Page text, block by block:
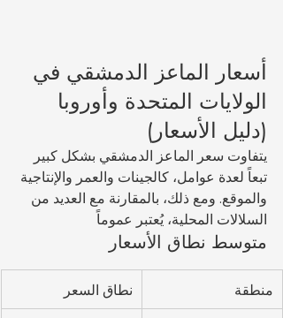
أسعار الماعز الدمشقي في
الولايات المتحدة وأوروبا
(دليل الأسعار)
يتفاوت سعر الماعز الدمشقي بشكل كبير
تبعاً لعدة عوامل، كالجينات والعمر والإنتاجية
والموقع. ومع ذلك، بالمقارنة مع العديد من
السلالات المحلية، يُعتبر عموماً
متوسط نطاق الأسعار
منطقة نطاق السعر